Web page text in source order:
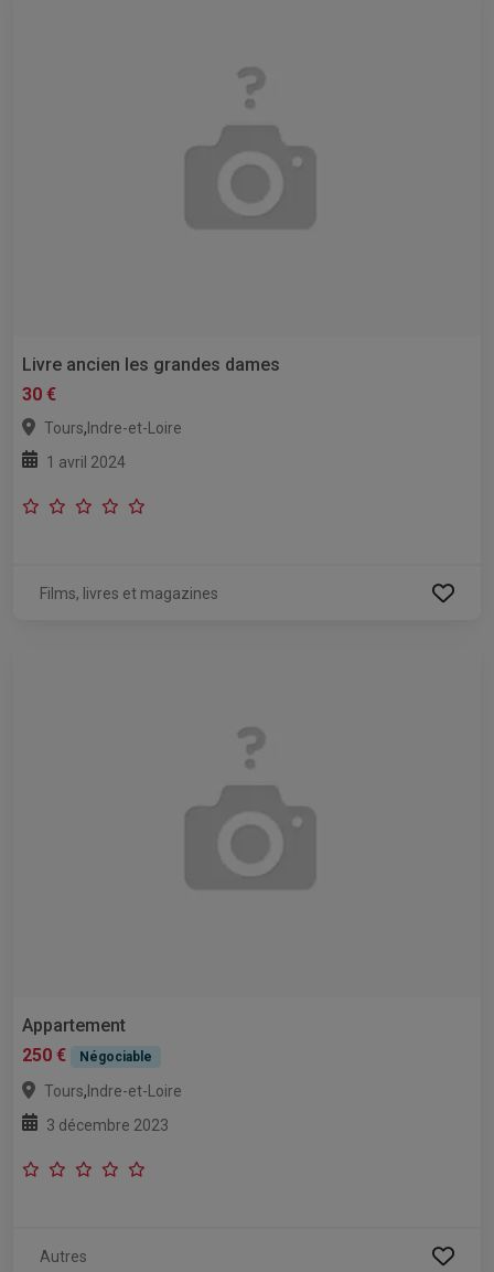
Livre ancien les grandes dames
30 €
Tours, Indre-et-Loire
1 avril 2024
Films, livres et magazines
Appartement
250 €
Négociable
Tours, Indre-et-Loire
3 décembre 2023
Autres